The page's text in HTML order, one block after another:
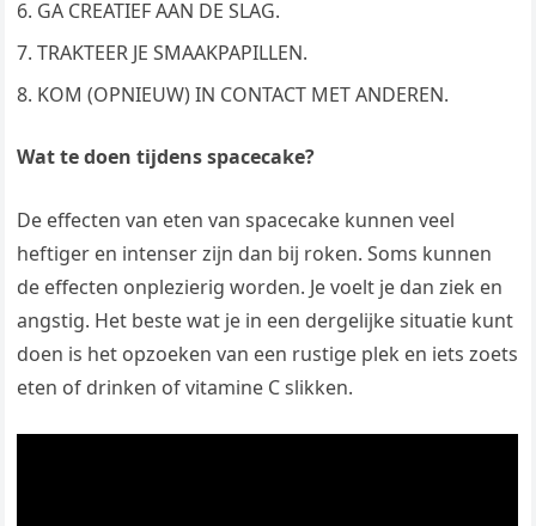
GA CREATIEF AAN DE SLAG.
TRAKTEER JE SMAAKPAPILLEN.
KOM (OPNIEUW) IN CONTACT MET ANDEREN.
Wat te doen tijdens spacecake?
De effecten van eten van spacecake kunnen veel
heftiger en intenser zijn dan bij roken. Soms kunnen
de effecten onplezierig worden. Je voelt je dan ziek en
angstig. Het beste wat je in een dergelijke situatie kunt
doen is het opzoeken van een rustige plek en iets zoets
eten of drinken of vitamine C slikken.